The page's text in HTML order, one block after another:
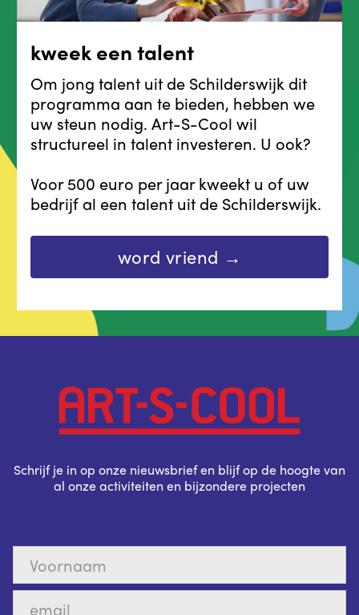
kweek een talent
Om jong talent uit de Schilderswijk dit
programma aan te bieden, hebben we
uw steun nodig. Art-S-Cool wil
structureel in talent investeren. U ook?
Voor 500 euro per jaar kweekt u of uw
bedrijf al een talent uit de Schilderswijk.
word vriend →
Schrijf je in op onze nieuwsbrief en blijf op de hoogte van
al onze activiteiten en bijzondere projecten